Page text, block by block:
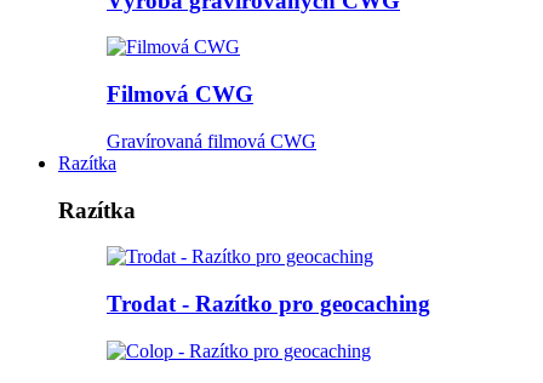
Filmová CWG
Gravírovaná filmová CWG
Razítka
Razítka
Trodat - Razítko pro geocaching